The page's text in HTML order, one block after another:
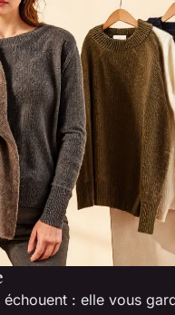
: elle vous